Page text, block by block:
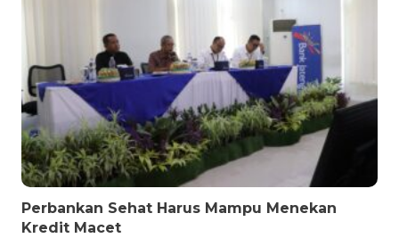
Perbankan Sehat Harus Mampu Menekan
Kredit Macet